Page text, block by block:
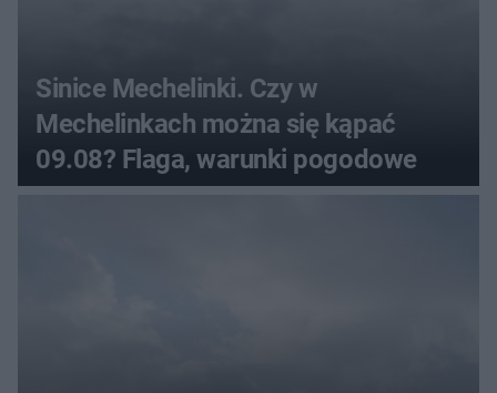
Sinice Mechelinki. Czy w
Mechelinkach można się kąpać
09.08? Flaga, warunki pogodowe